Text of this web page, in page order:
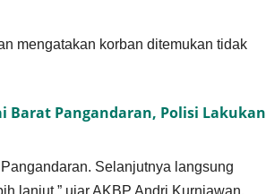
mengatakan korban ditemukan tidak
Barat Pangandaran, Polisi Lakukan
Selanjutnya langsung
lanjut,” ujar AKBP Andri Kurniawan.